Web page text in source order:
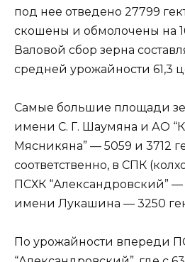
под нее отведено 27799
скоше­ны и обмолочены на
Валовой сбор зер­на
средней урожайности 61,3
Самые большие площади
име­ни С. Г. Шаумяна и АО
Мясникяна” — 5059 и 3712
соответственно, в СПК
ПСХК “Александровский” —
имени Лукашина — 3250
По урожайности впереди